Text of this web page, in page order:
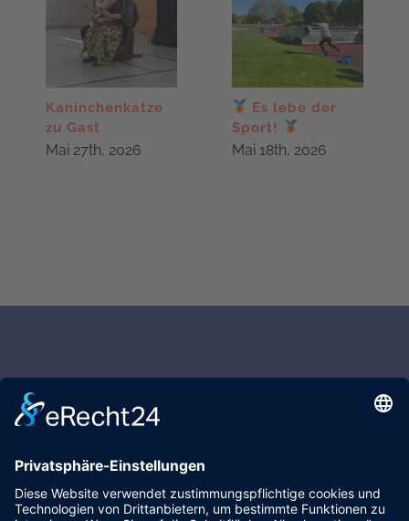
Kaninchenkatze
zu Gast
Mai 27th, 2026
Es lebe der
Sport!
Mai 18th, 2026
Unsere Schule
Übersichten, Termine und
Einschulung